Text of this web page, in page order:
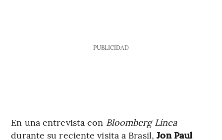
PUBLICIDAD
En una entrevista con Bloomberg Línea
durante su reciente visita a Brasil,Jon Paul